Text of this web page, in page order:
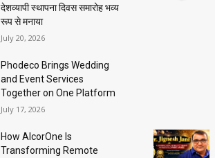
देशव्यापी स्थापना दिवस समारोह भव्य
रूप से मनाया
July 20, 2026
Phodeco Brings Wedding
and Event Services
Together on One Platform
July 17, 2026
How AlcorOne Is
Transforming Remote